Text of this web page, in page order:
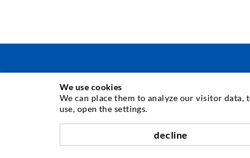
TECNICA DI INIEZIONE
Iniezione di crepe
Barriera orizzontale
We use cookies
We can place them to analyze our visitor
use, open the settings.
decline